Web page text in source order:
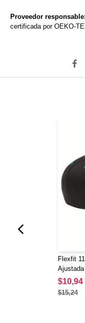
Proveedor responsable:
certificada por OEKO-
Flexfit
Ajustada
$10,94
$15,24